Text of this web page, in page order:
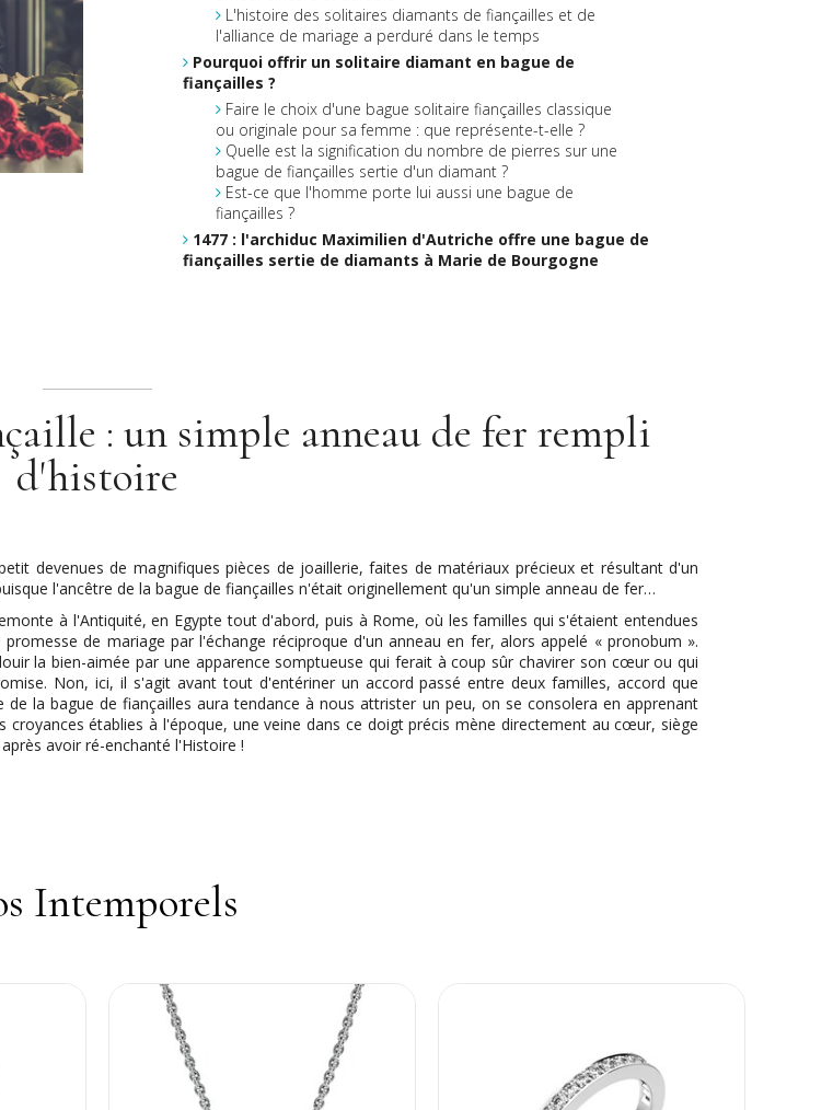
L'histoire des solitaires diamants de fiançailles et de
l'alliance de mariage a perduré dans le temps
Pourquoi offrir un solitaire diamant en bague de
fiançailles ?
Faire le choix d'une bague solitaire fiançailles classique
ou originale pour sa femme : que représente-t-elle ?
Quelle est la signification du nombre de pierres sur une
bague de fiançailles sertie d'un diamant ?
Est-ce que l'homme porte lui aussi une bague de
fiançailles ?
1477 : l'archiduc Maximilien d'Autriche offre une bague de
fiançailles sertie de diamants à Marie de Bourgogne
: un simple anneau de fer rempli
d'histoire
devenues de magnifiques pièces de joaillerie, faites de matériaux précieux et résultant d'un
l'ancêtre de la bague de fiançailles n'était originellement qu'un simple anneau de fer…
à l'Antiquité, en Egypte tout d'abord, puis à Rome, où les familles qui s'étaient entendues
de mariage par l'échange réciproque d'un anneau en fer, alors appelé « pronobum ».
la bien-aimée par une apparence somptueuse qui ferait à coup sûr chavirer son cœur ou qui
Non, ici, il s'agit avant tout d'entériner un accord passé entre deux familles, accord que
la bague de fiançailles aura tendance à nous attrister un peu, on se consolera en apprenant
établies à l'époque, une veine dans ce doigt précis mène directement au cœur, siège
avoir ré-enchanté l'Histoire !
Intemporels